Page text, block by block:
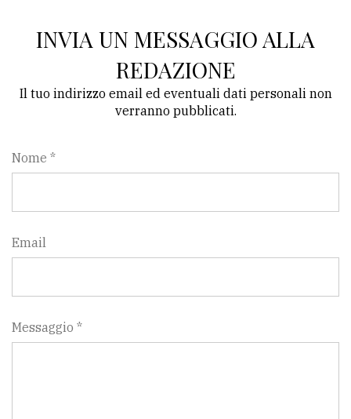
PRIVACY
Cookie
policy
INVIA UN MESSAGGIO ALLA
REDAZIONE
Il tuo indirizzo email ed eventuali dati personali non
verranno pubblicati.
Nome *
Email
Messaggio *